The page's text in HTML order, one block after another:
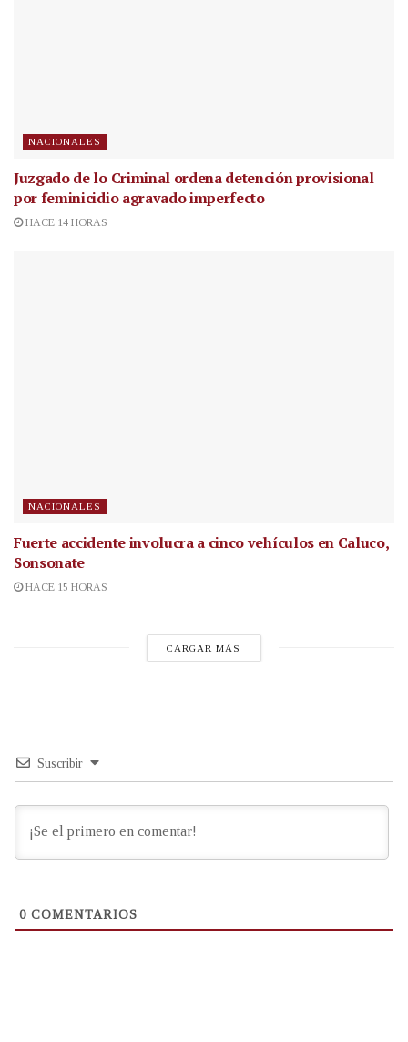
NACIONALES
Juzgado de lo Criminal ordena detención provisional
por feminicidio agravado imperfecto
HACE 14 HORAS
NACIONALES
Fuerte accidente involucra a cinco vehículos en Caluco,
Sonsonate
HACE 15 HORAS
CARGAR MÁS
Suscribir
0 COMENTARIOS